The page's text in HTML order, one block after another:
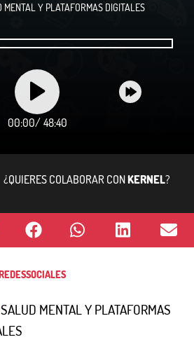
MENTAL Y PLATAFORMAS DIGITALES
00:00/ 48:40
¿QUIERES COLABORAR CONKERNEL?
SALUD MENTAL Y PLATAFORMAS